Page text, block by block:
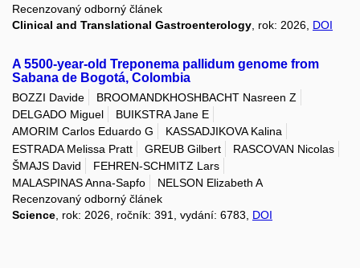
Recenzovaný odborný článek
Clinical and Translational Gastroenterology , rok: 2026, DOI
A 5500-year-old Treponema pallidum genome from
Sabana de Bogotá, Colombia
BOZZI Davide
BROOMANDKHOSHBACHT Nasreen Z
DELGADO Miguel
BUIKSTRA Jane E
AMORIM Carlos Eduardo G
KASSADJIKOVA Kalina
ESTRADA Melissa Pratt
GREUB Gilbert
RASCOVAN Nicolas
ŠMAJS David
FEHREN-SCHMITZ Lars
MALASPINAS Anna-Sapfo
NELSON Elizabeth A
Recenzovaný odborný článek
Science, rok: 2026, ročník: 391, vydání: 6783, DOI